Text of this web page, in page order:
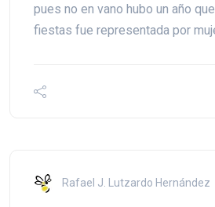
pues no en vano hubo un año
fiestas fue representada por
Rafael J. Lutzardo Hernández